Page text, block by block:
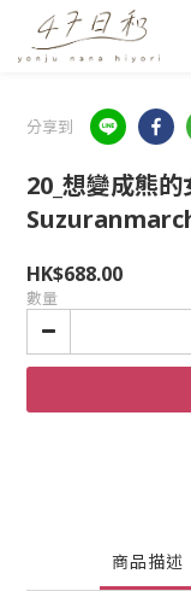
分享到
20_想變成熊的
HK$688.00
數量
商品描述